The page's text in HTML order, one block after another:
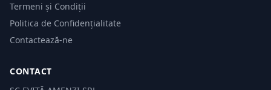
Termeni și Condiții
Politica de Confidențialitate
Contactează-ne
CONTACT